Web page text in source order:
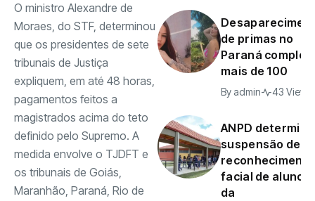
O ministro Alexandre de
Moraes, do STF, determinou
que os presidentes de sete
tribunais de Justiça
expliquem, em até 48 horas,
pagamentos feitos a
magistrados acima do teto
definido pelo Supremo. A
medida envolve o TJDFT e
os tribunais de Goiás,
Maranhão, Paraná, Rio de
de primas no
Paraná
mais de 100
By admin 43 Views
ANPD determina
suspensão de
reconhecimento
facial de alunos
da